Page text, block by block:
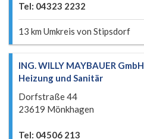
Tel: 04323 2232
13 km Umkreis von Stipsdorf
ING. WILLY MAYBAUER GmbH
Heizung und Sanitär
Dorfstraße 44
23619 Mönkhagen
Tel: 04506 213